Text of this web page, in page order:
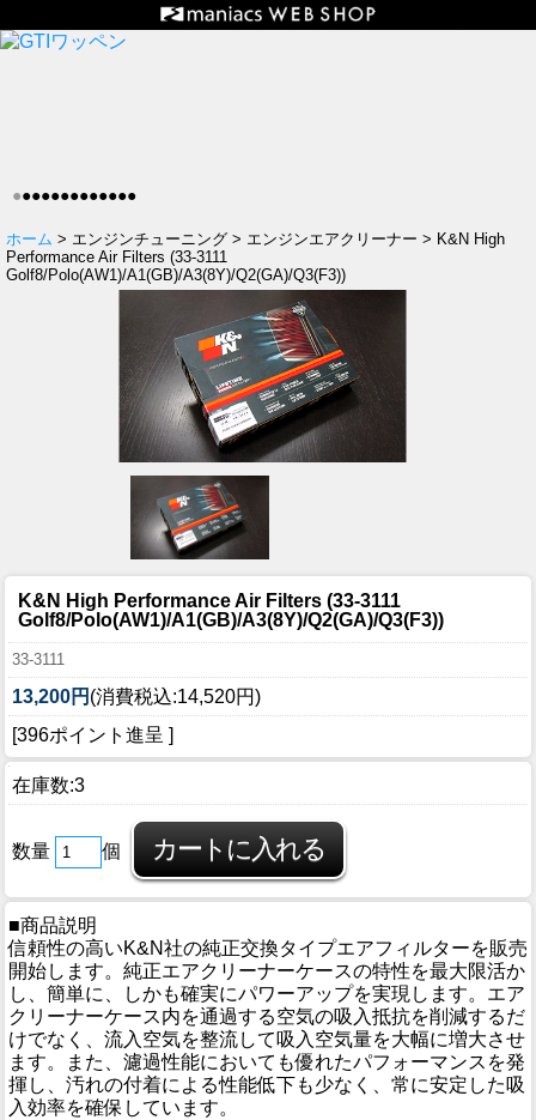
●●●●●●●●●●●●●
ホーム > エンジンチューニング > エンジンエアクリーナー > K&N High
Performance Air Filters (33-3111
Golf8/Polo(AW1)/A1(GB)/A3(8Y)/Q2(GA)/Q3(F3))
K&N High Performance Air Filters (33-3111
Golf8/Polo(AW1)/A1(GB)/A3(8Y)/Q2(GA)/Q3(F3))
33-3111
13,200円 (消費税込:14,520円)
[396ポイント進呈 ]
在庫数:3
数量 個
■商品説明
信頼性の高いK&N社の純正交換タイプエアフィルターを販売
開始します。純正エアクリーナーケースの特性を最大限活か
し、簡単に、しかも確実にパワーアップを実現します。エア
クリーナーケース内を通過する空気の吸入抵抗を削減するだ
けでなく、流入空気を整流して吸入空気量を大幅に増大させ
ます。また、濾過性能においても優れたパフォーマンスを発
揮し、汚れの付着による性能低下も少なく、常に安定した吸
入効率を確保しています。